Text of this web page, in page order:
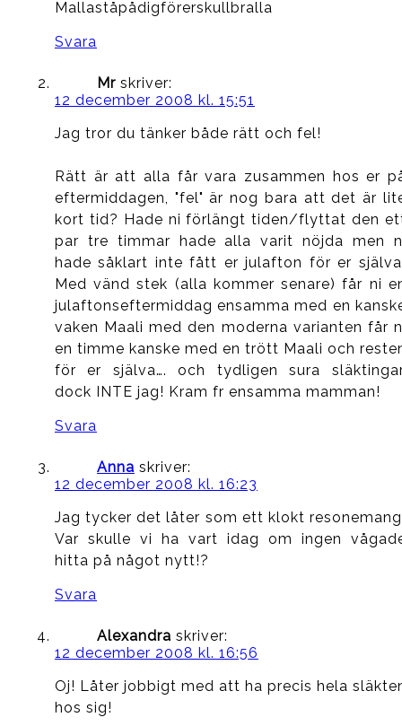
Mallaståpådigförerskullbralla
Svara
Mr skriver:
12 december 2008 kl. 15:51
Jag tror du tänker både rätt och fel!
Rätt är att alla får vara zusammen hos er
eftermiddagen, "fel" är nog bara att det är
kort tid? Hade ni förlängt tiden/flyttat den
par tre timmar hade alla varit nöjda men
hade såklart inte fått er julafton för er
Med vänd stek (alla kommer senare) får ni
julaftonseftermiddag ensamma med en
vaken Maali med den moderna varianten får
en timme kanske med en trött Maali och
för er själva…. och tydligen sura
dock INTE jag! Kram fr ensamma mamman!
Svara
Anna skriver:
12 december 2008 kl. 16:23
Jag tycker det låter som ett klokt
Var skulle vi ha vart idag om ingen
hitta på något nytt!?
Svara
Alexandra skriver:
12 december 2008 kl. 16:56
Oj! Låter jobbigt med att ha precis hela
hos sig!